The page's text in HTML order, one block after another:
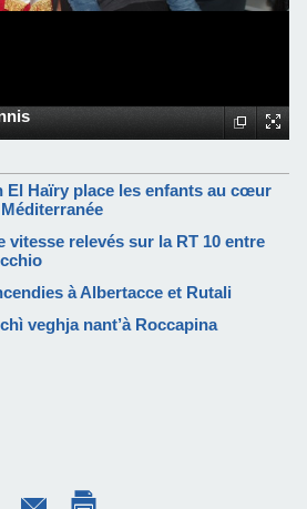
El Haïry place les enfants au cœur
vitesse relevés sur la RT 10 entre
à Albertacce et Rutali
veghja nant’à Roccapina